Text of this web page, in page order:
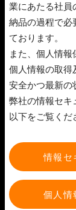
業にあたる社員
納品の過程で必
ております。
また、個人情
個人情報の取得
安全かつ最新の
弊社の情報セキ
以下をご覧くだ
情報セ
個人情